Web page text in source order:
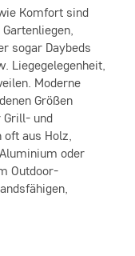
Komfort sind
sogar Daybeds
Liegegelegenheit,
Moderne
Größen
und
oft aus Holz,
oder
Outdoor-